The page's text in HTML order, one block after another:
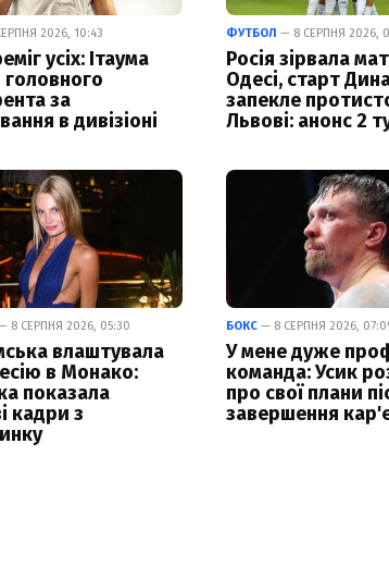
2026, 10:43
усіх: Ітаума
головного
за
в дивізіоні
ФУТБОЛ — 8 СЕРПНЯ 2026,
Росія зірвала
Одесі, старт
запекле
Львові: анонс 2
8 СЕРПНЯ 2026, 05:30
влаштувала
в Монако:
показала
кадри з
БОКС — 8 СЕРПНЯ 2026,
У мене дуже
команда: Усик
про свої плани
завершення